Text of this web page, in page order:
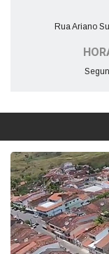
Rua Ariano